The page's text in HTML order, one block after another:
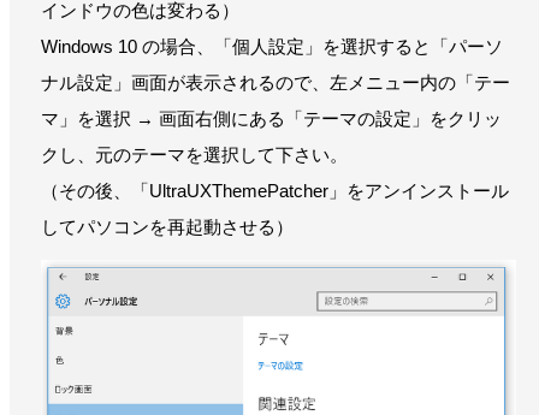
インドウの色は変わる）
Windows 10 の場合、「個人設定」を選択すると「パーソ
ナル設定」画面が表示されるので、左メニュー内の「テー
マ」を選択 → 画面右側にある「テーマの設定」をクリッ
クし、元のテーマを選択して下さい。
（その後、「UltraUXThemePatcher」をアンインストール
してパソコンを再起動させる）